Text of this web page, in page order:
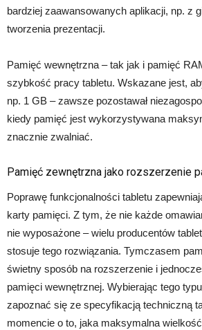
bardziej zaawansowanych aplikacji, np. z
tworzenia prezentacji.
Pamięć wewnętrzna – tak jak i pamięć
szybkość pracy tabletu. Wskazane jest,
np. 1 GB – zawsze pozostawał
kiedy pamięć jest wykorzystywana
znacznie zwalniać.
Pamięć zewnętrzna jako rozszerzenie
Poprawę funkcjonalności tabletu
karty pamięci. Z tym, że nie każde
nie wyposażone – wielu producentów
stosuje tego rozwiązania. Tymczasem
świetny sposób na rozszerzenie i
pamięci wewnętrznej. Wybierając tego
zapoznać się ze specyfikacją techniczną
momencie o to, jaka maksymalna